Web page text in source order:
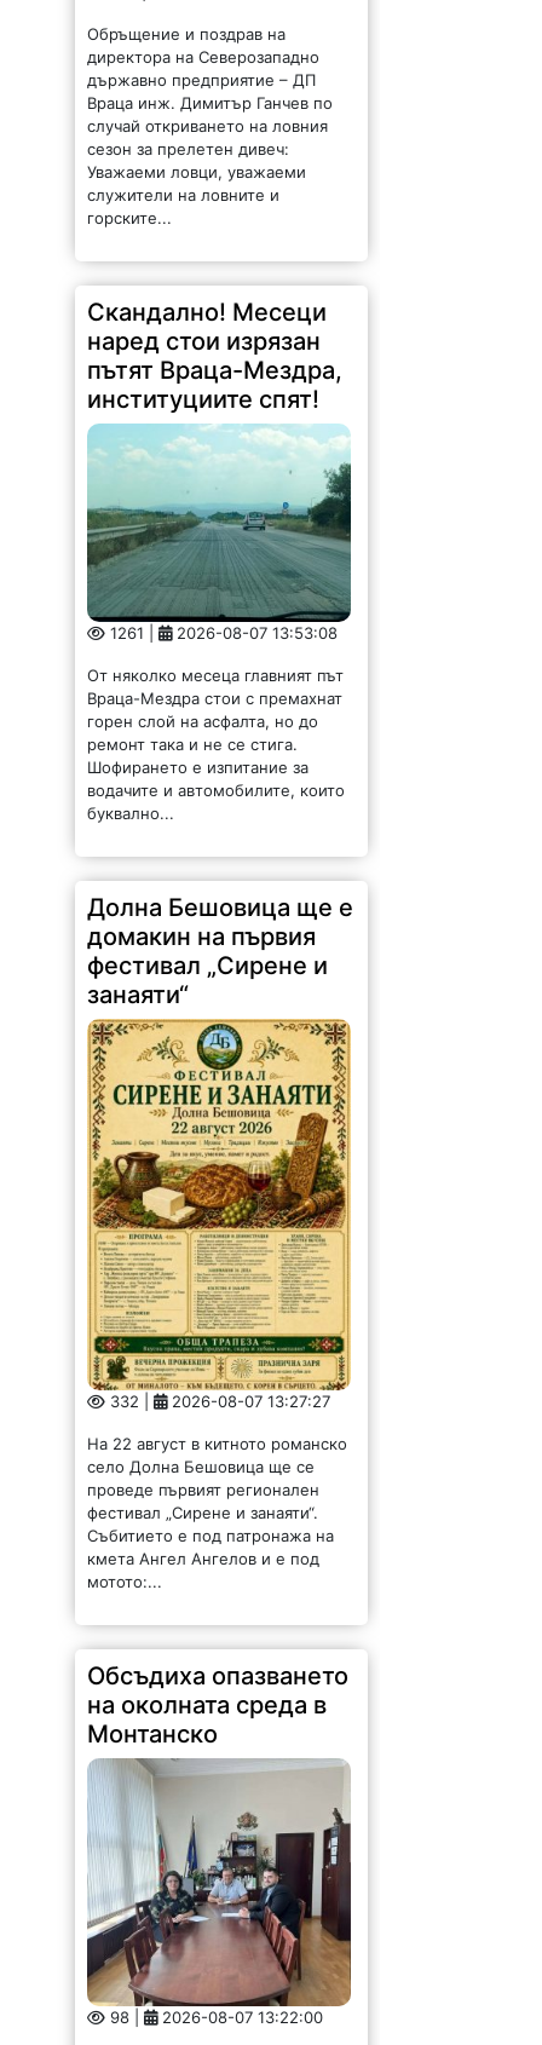
Обръщение и поздрав на
директора на Северозападно
държавно предприятие – ДП
Враца инж. Димитър Ганчев по
случай откриването на ловния
сезон за прелетен дивеч:
Уважаеми ловци, уважаеми
служители на ловните и
горските...
Скандално! Месеци
наред стои изрязан
пътят Враца-Мездра,
институциите спят!
1261 | 2026-08-07 13:53:08
От няколко месеца главният път
Враца-Мездра стои с премахнат
горен слой на асфалта, но до
ремонт така и не се стига.
Шофирането е изпитание за
водачите и автомобилите, които
буквално...
Долна Бешовица ще е
домакин на първия
фестивал „Сирене и
занаяти“
332 | 2026-08-07 13:27:27
На 22 август в китното романско
село Долна Бешовица ще се
проведе първият регионален
фестивал „Сирене и занаяти“.
Събитието е под патронажа на
кмета Ангел Ангелов и е под
мотото:...
Обсъдиха опазването
на околната среда в
Монтанско
98 | 2026-08-07 13:22:00